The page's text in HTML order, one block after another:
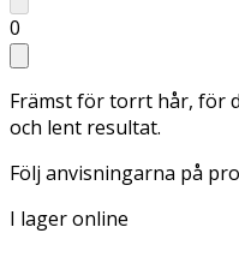
0
Främst för torrt hår, för
och lent resultat.
Följ anvisningarna på
I lager online